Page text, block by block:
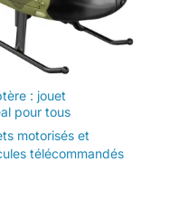
: jouet
pour tous
motorisés et
télécommandés